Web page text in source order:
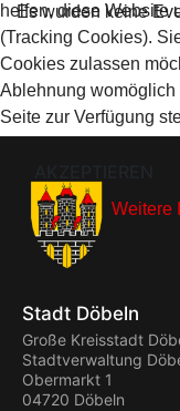
Es wurden keine
Stadt Döbeln
Große Kreisstadt
Stadtverwaltung
Obermarkt 1
04720 Döbeln
helfen, diese Website
(Tracking Cookies).
Cookies zulassen
Ablehnung
Seite zur Verfügung
Weitere